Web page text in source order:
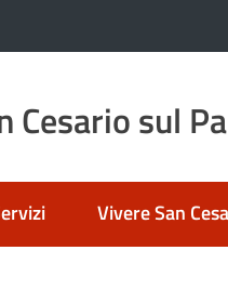
Cesario sul
Vivere San